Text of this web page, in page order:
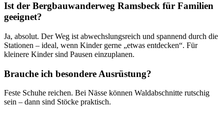
Ist der Bergbauwanderweg Ramsbeck für Familien
geeignet?
Ja, absolut. Der Weg ist abwechslungsreich und spannend durch die
Stationen – ideal, wenn Kinder gerne „etwas entdecken“. Für
kleinere Kinder sind Pausen einzuplanen.
Brauche ich besondere Ausrüstung?
Feste Schuhe reichen. Bei Nässe können Waldabschnitte rutschig
sein – dann sind Stöcke praktisch.